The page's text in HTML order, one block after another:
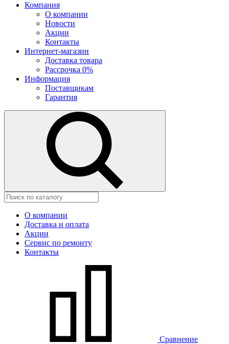
Компания
О компании
Новости
Акции
Контакты
Интернет-магазин
Доставка товара
Рассрочка 0%
Информация
Поставщикам
Гарантия
О компании
Доставка и оплата
Акции
Сервис по ремонту
Контакты
Сравнение